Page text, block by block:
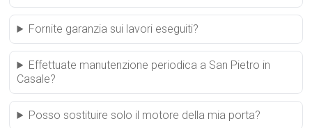
Fornite garanzia sui lavori eseguiti?
Effettuate manutenzione periodica a San Pietro in
Casale?
Posso sostituire solo il motore della mia porta?